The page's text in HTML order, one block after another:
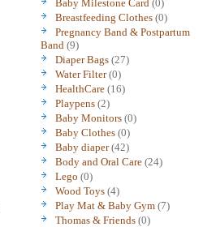
Baby Milestone Card (0)
Breastfeeding Clothes (0)
Pregnancy Band & Postpartum
Band (9)
Diaper Bags (27)
Water Filter(0)
HealthCare (16)
Playpens (2)
Baby Monitors (0)
Baby Clothes (0)
Baby diaper(42)
Body and Oral Care (24)
Lego (0)
Wood Toys (4)
Play Mat & Baby Gym (7)
Thomas & Friends (0)